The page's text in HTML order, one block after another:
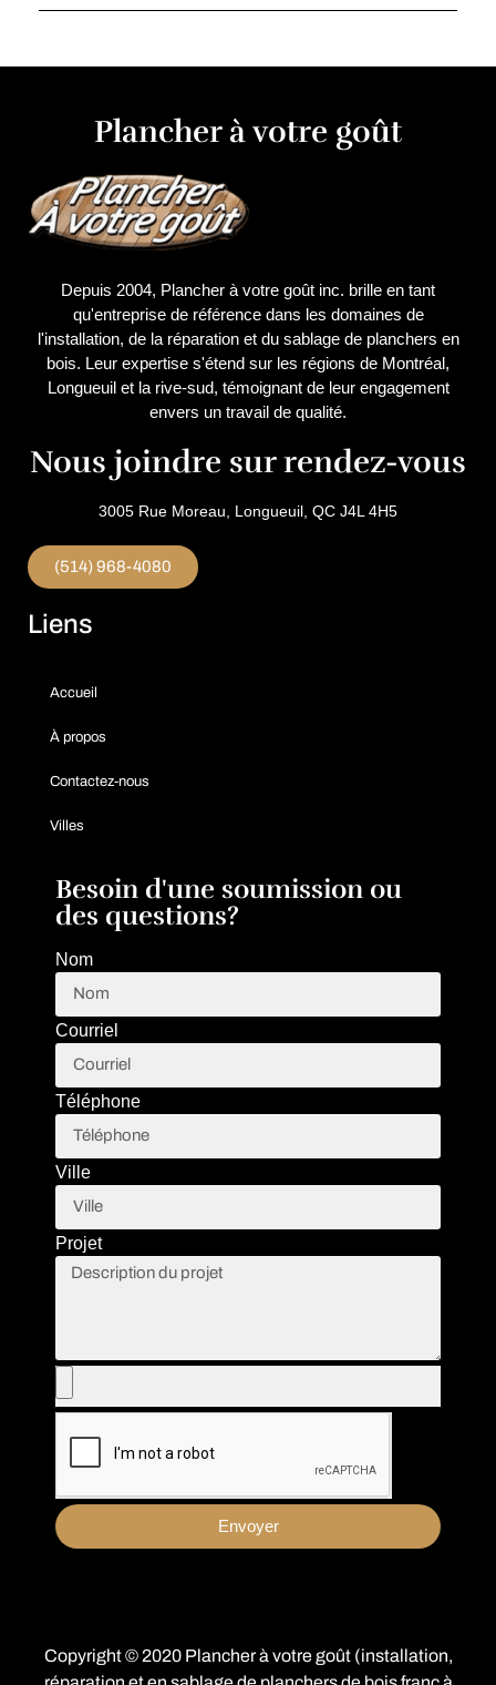
Plancher à votre goût
Depuis 2004, Plancher à votre goût inc. brille en tant
qu'entreprise de référence dans les domaines de
l'installation, de la réparation et du sablage de planchers en
bois. Leur expertise s'étend sur les régions de Montréal,
Longueuil et la rive-sud, témoignant de leur engagement
envers un travail de qualité.
Nous joindre sur rendez-vous
3005 Rue Moreau, Longueuil, QC J4L 4H5
(514) 968-4080
Liens
Accueil
À propos
Contactez-nous
Villes
Besoin d'une soumission ou
des questions?
Nom
Courriel
Téléphone
Ville
Projet
Envoyer
Copyright © 2020 Plancher à votre goût (installation,